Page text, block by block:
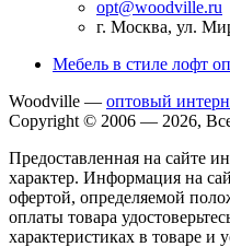
opt@woodville.ru
г. Москва, ул.
Мебель в стиле лофт
Woodville — оптовый
Copyright © 2006 — 2026,
Предоставленная на сайте
характер. Информация на
офертой, определяемой
оплаты товара
характеристиках в товаре и